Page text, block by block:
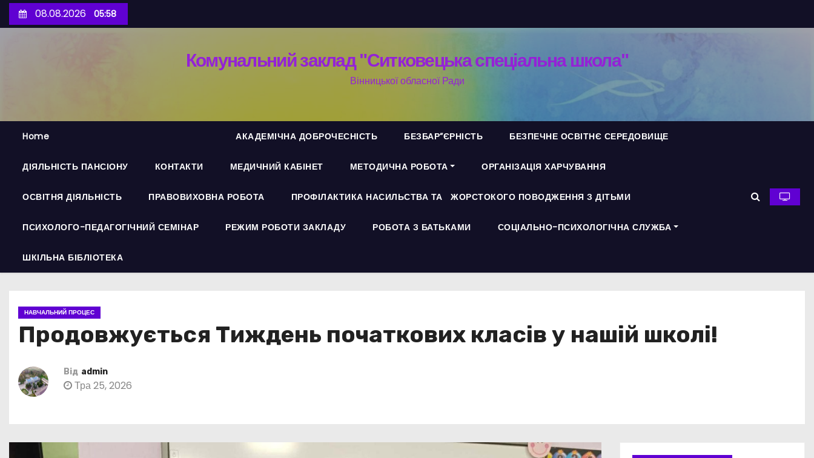
е
08.08.2026 05:58
Комунальний заклад "Ситковецька спеціальна школа"
Вінницької обласної Ради
Home АКАДЕМІЧНА ДОБРОЧЕСНІСТЬ БЕЗБАР”ЄРНІСТЬ БЕЗПЕЧНЕ ОСВІТНЄ СЕРЕДОВИЩЕ
ДІЯЛЬНІСТЬ ПАНСІОНУ КОНТАКТИ МЕДИЧНИЙ КАБІНЕТ МЕТОДИЧНА РОБОТА ОРГАНІЗАЦІЯ ХАРЧУВАННЯ
ОСВІТНЯ ДІЯЛЬНІСТЬ ПРАВОВИХОВНА РОБОТА ПРОФІЛАКТИКА НАСИЛЬСТВА ТА ЖОРСТОКОГО ПОВОДЖЕННЯ З ДІТЬМИ
ПСИХОЛОГО-ПЕДАГОГІЧНИЙ СЕМІНАР РЕЖИМ РОБОТИ ЗАКЛАДУ РОБОТА З БАТЬКАМИ СОЦІАЛЬНО-ПСИХОЛОГІЧНА СЛУЖБА
ШКІЛЬНА БІБЛІОТЕКА
НАВЧАЛЬНИЙ ПРОЦЕС
Продовжується Тиждень початкових класів у нашій школі!
Від admin
Тра 25, 2026